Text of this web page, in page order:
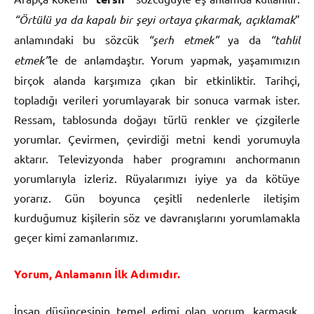
“Örtülü ya da kapalı bir şeyi ortaya çıkarmak, açıklamak”
anlamındaki bu sözcük
“şerh etmek”ya da
“tahlil
etmek”le de anlamdaştır. Yorum yapmak, yaşamımızın
birçok alanda karşımıza çıkan bir etkinliktir. Tarihçi,
topladığı verileri yorumlayarak bir sonuca varmak ister.
Ressam, tablosunda doğayı türlü renkler ve çizgilerle
yorumlar. Çevirmen, çevirdiği metni kendi yorumuyla
aktarır. Televizyonda haber programını anchormanın
yorumlarıyla izleriz. Rüyalarımızı iyiye ya da kötüye
yorarız. Gün boyunca çeşitli nedenlerle iletişim
kurduğumuz kişilerin söz ve davranışlarını yorumlamakla
geçer kimi zamanlarımız.
Yorum, Anlamanın İlk Adımıdır.
İnsan düşüncesinin temel edimi olan yorum, karmaşık,